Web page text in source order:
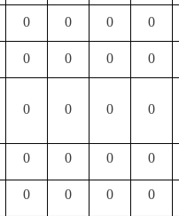
0 0 0 0
0 0 0 0
0 0 0 0
0 0 0 0
0 0 0 0